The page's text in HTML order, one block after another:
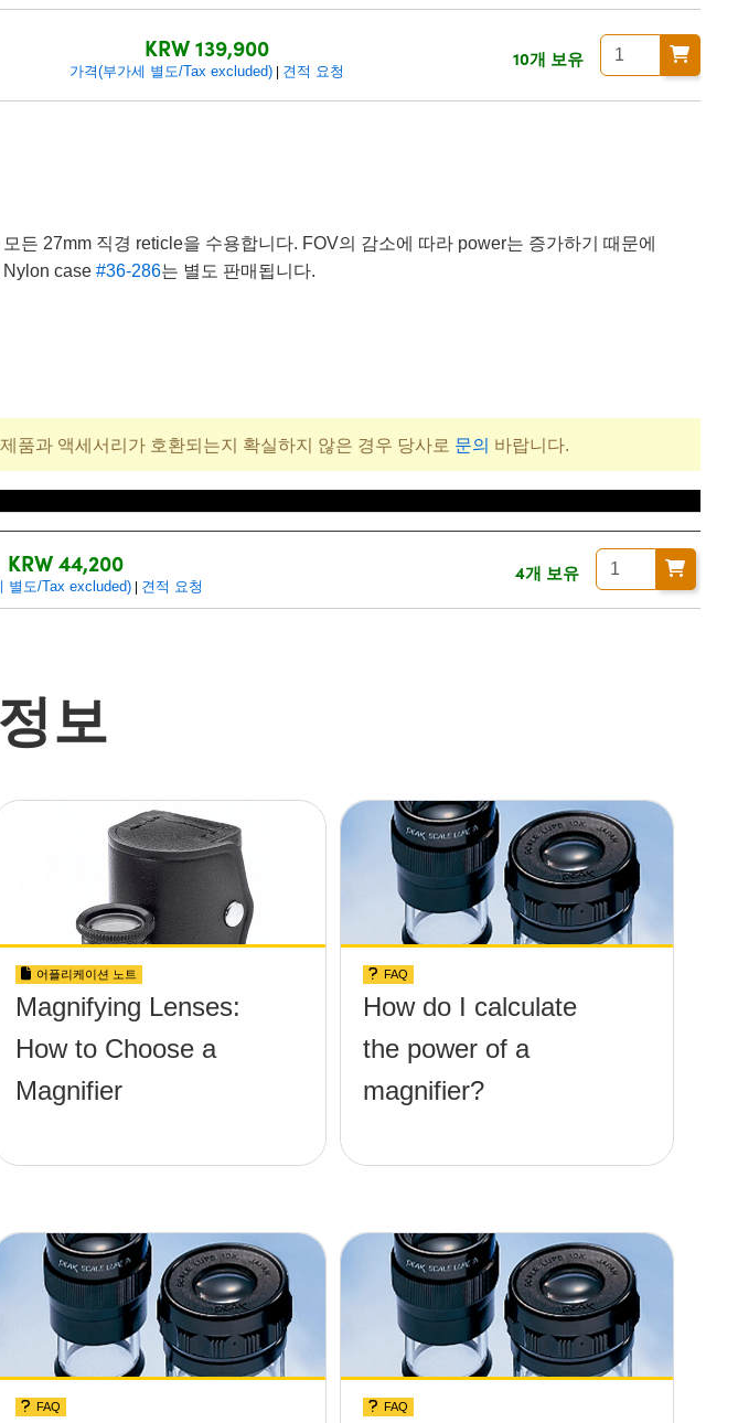
KRW 139,900
가격(부가세 별도/Tax excluded) 견적 요청
10개 보유
27mm 직경 reticle을 수용합니다. FOV의 감소에 따라 power는 증가하기 때문에
Nylon case #36-286는 별도 판매됩니다.
품과 액세서리가 호환되는지 확실하지 않은 경우 당사로 문의 바랍니다.
KRW 44,200
별도/Tax excluded)| 견적 요청
4개 보유
보
어플리케이션 노트
Magnifying Lenses:
How to Choose a
Magnifier
FAQ
How do I calculate
the power of a
magnifier?
FAQ FAQ